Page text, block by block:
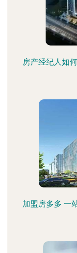
房产经纪人如
加盟房多多 一